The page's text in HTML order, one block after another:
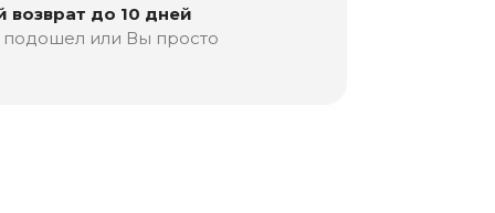
до 10 дней
подошел или Вы просто